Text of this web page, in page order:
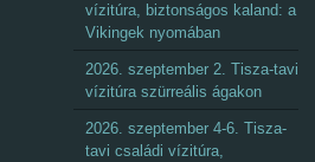
vízitúra, biztonságos kaland: a
Vikingek nyomában
2026. szeptember 2. Tisza-tavi
vízitúra szürreális ágakon
2026. szeptember 4-6. Tisza-
tavi családi vízitúra,